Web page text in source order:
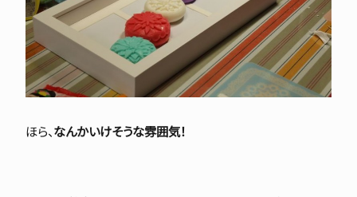
ほら、なんかいけそうな雰囲気！